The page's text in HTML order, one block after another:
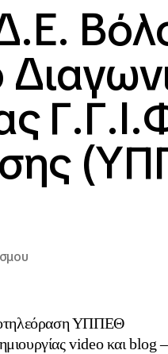
ΥΠΠΕΘ
video και blog –